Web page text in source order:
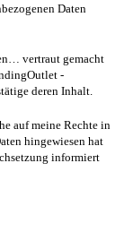
Daten
vertraut gemacht
-
deren Inhalt.
auf meine Rechte in
hingewiesen hat
informiert